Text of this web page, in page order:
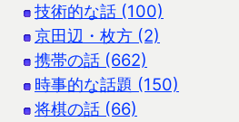
技術的な話 (100)
京田辺・枚方 (2)
携帯の話 (662)
時事的な話題 (150)
将棋の話 (66)